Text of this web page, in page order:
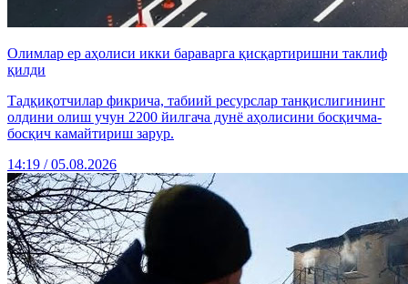
Олимлар ер аҳолиси икки бараварга қисқартиришни таклиф
қилди
Тадқиқотчилар фикрича, табиий ресурслар танқислигининг
олдини олиш учун 2200 йилгача дунё аҳолисини босқичма-
босқич камайтириш зарур.
14:19 / 05.08.2026